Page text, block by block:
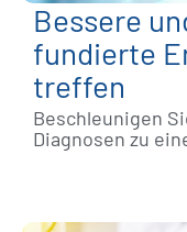
Bessere
fundierte
treffen
Beschleunigen
Diagnosen zu